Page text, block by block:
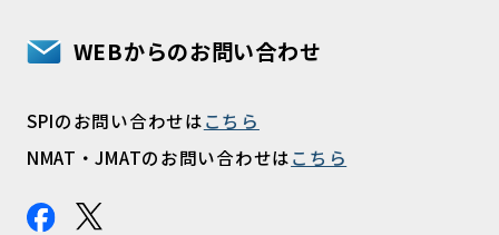
WEBからのお問い合わせ
SPIのお問い合わせはこちら
NMAT・JMATのお問い合わせはこちら